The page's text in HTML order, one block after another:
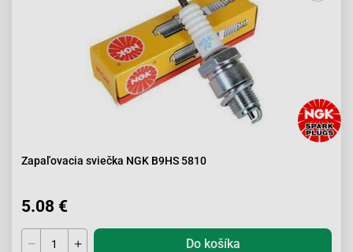
Zapaľovacia sviečka NGK B9HS 5810
5.08 €
Do košíka